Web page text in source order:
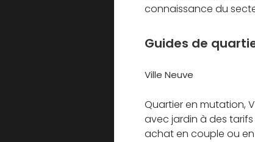
connaissance du
Guides de
Ville Neuve
Quartier en mutation,
avec jardin à des
achat en couple ou en